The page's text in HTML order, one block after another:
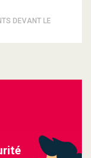
DEVANT LE